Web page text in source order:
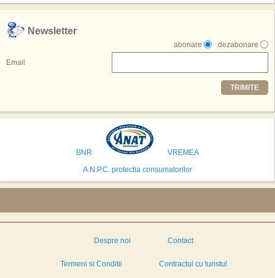
exclusiv simularea suprafetei lunare.
,,Credem ca exista sanse mari sa anuntam nu doar o locatie, ci poate mai
multe'', a declarat Michael R. Henderson, cofondator al Moon World
Resorts, citat de Gulf News. Potrivit acestuia, 2026 ar putea deveni un an
decisiv pentru reali zarea proiectului.
Printre celelalte tari care concureaza pentru a gazdui aceasta constructie
se numara Australia, Brazilia, China, Egipt, India, Polonia, Thailanda,
avea cele mai mari sanse de a castiga licitatia. Totusi, Spania, care se
preconizeaza ca va deveni a doua cea mai vizitata tara din lume in 2025,
isi bazeaza oferta pe infrastructura turistica solida si capacitatea hoteliera."
Newsletter
dezabonare
abonare
Email
TRIMITE
BNR
VREMEA
A.N.P.C. protectia consumatorilor
Despre noi Contact
Termeni si Conditii Contractul cu turistul